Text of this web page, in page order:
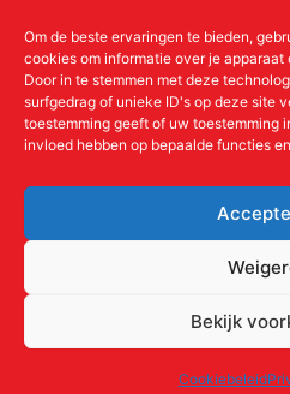
Om de beste ervaringen te bieden,
cookies om informatie over je
Door in te stemmen met deze
surfgedrag of unieke ID's op deze site
toestemming geeft of uw toestemming
invloed hebben op bepaalde functies
Bekijk
Cookiebeleid
KvKnr:41011712
Meer over de
Aanmelden als donateur
ANBI
Contact